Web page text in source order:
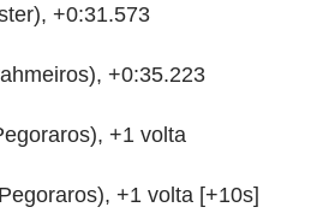
+0:31.573
+0:35.223
+1 volta
+1 volta [+10s]